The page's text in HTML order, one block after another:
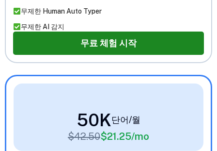
무제한 Human Auto Typer
무제한 AI 감지
무료 체험 시작
50K단어/월
$42.50$21.25/mo